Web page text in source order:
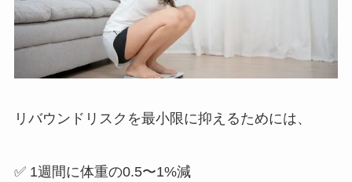
リバウンドリスクを最小限に抑えるためには、
✅ 1週間に体重の0.5〜1%減